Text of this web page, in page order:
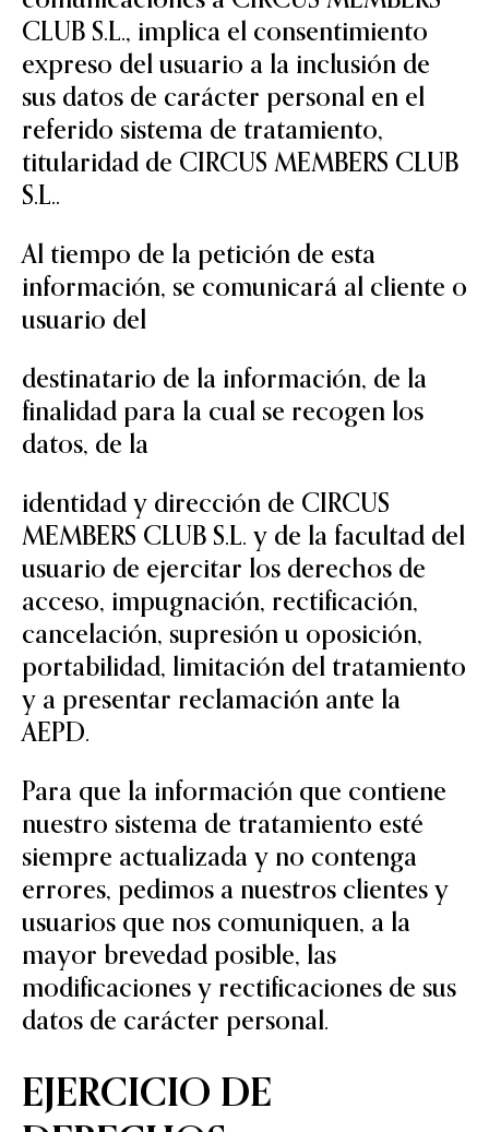
CLUB S.L., implica el consentimiento
expreso del usuario a la inclusión de
sus datos de carácter personal en el
referido sistema de tratamiento,
titularidad de CIRCUS MEMBERS CLUB
S.L..
Al tiempo de la petición de esta
información, se comunicará al cliente o
usuario del
destinatario de la información, de la
finalidad para la cual se recogen los
datos, de la
identidad y dirección de CIRCUS
MEMBERS CLUB S.L. y de la facultad del
usuario de ejercitar los derechos de
acceso, impugnación, rectificación,
cancelación, supresión u oposición,
portabilidad, limitación del tratamiento
y a presentar reclamación ante la
AEPD.
Para que la información que contiene
nuestro sistema de tratamiento esté
siempre actualizada y no contenga
errores, pedimos a nuestros clientes y
usuarios que nos comuniquen, a la
mayor brevedad posible, las
modificaciones y rectificaciones de sus
datos de carácter personal.
EJERCICIO DE